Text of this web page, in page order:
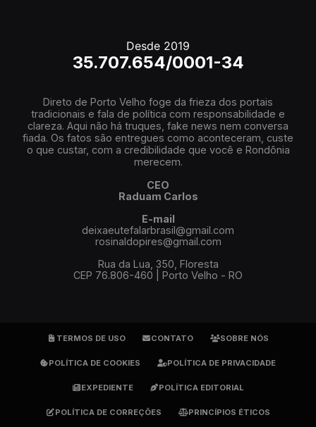
Desde 2019
35.707.654/0001-34
Direto de Porto Velho foge da frieza dos portais
tradicionais e fala de política com responsabilidade e
clareza. Aqui não há truques, fake news nem conversa
fiada. Os fatos são entregues como aconteceram, custe
o que custar, com a credibilidade que você e Rondônia
merecem.
CEO
Raduam Carlos
E-mail
deixaeutefalarbrasil@gmail.com
rosinaldopires@gmail.com
Rua da Lua, 350, Floresta
CEP 76.806-460 | Porto Velho - RO
TERMOS DE USO CONTATO SOBRE NÓS
POLÍTICA DE COOKIES POLÍTICA DE PRIVACIDADE
EXPEDIENTE POLÍTICA EDITORIAL
POLÍTICA DE CORREÇÕES PRINCÍPIOS ÉTICOS